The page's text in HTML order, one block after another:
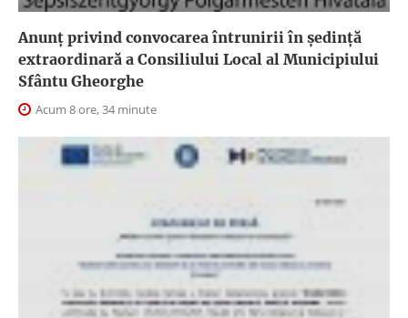
Anunţ privind convocarea întrunirii în şedinţă
extraordinară a Consiliului Local al Municipiului
Sfântu Gheorghe
Acum 8 ore, 34 minute